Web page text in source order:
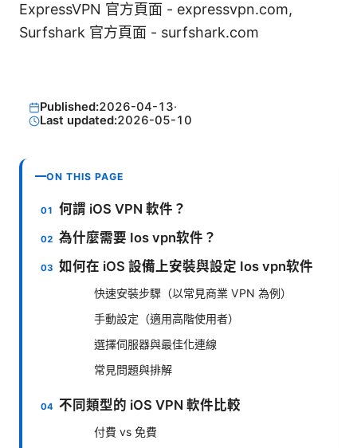
ExpressVPN 官方頁面 - expressvpn.com,
Surfshark 官方頁面 - surfshark.com
Published:2026-04-13·
Last updated:2026-05-10
ON THIS PAGE
何謂 iOS VPN 軟件？
為什麼需要 Ios vpn软件？
如何在 iOS 設備上安裝與設定 Ios vpn软件
快速安裝步驟（以常見商業 VPN 為例）
手動設定（適用高階使用者）
選擇伺服器與最佳化連線
常見問題與排解
不同類型的 iOS VPN 軟件比較
付費 vs 免費